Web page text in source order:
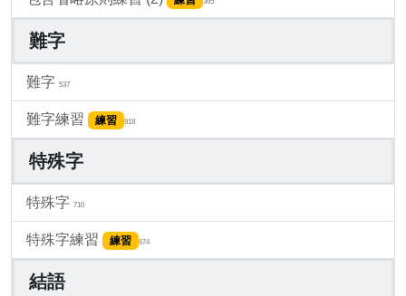
難字
難字 537
難字練習 練習 918
特殊字
特殊字 710
特殊字練習 練習 674
結語